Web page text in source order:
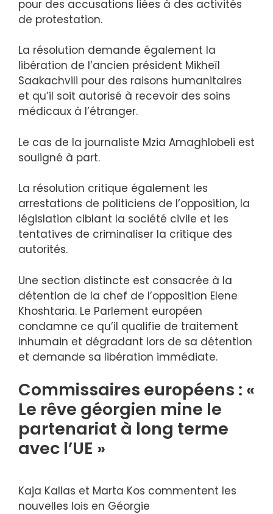
pour des accusations liées à des activités
de protestation.
La résolution demande également la
libération de l’ancien président Mikheïl
Saakachvili pour des raisons humanitaires
et qu’il soit autorisé à recevoir des soins
médicaux à l’étranger.
Le cas de la journaliste Mzia Amaghlobeli est
souligné à part.
La résolution critique également les
arrestations de politiciens de l’opposition, la
législation ciblant la société civile et les
tentatives de criminaliser la critique des
autorités.
Une section distincte est consacrée à la
détention de la chef de l’opposition Elene
Khoshtaria. Le Parlement européen
condamne ce qu’il qualifie de traitement
inhumain et dégradant lors de sa détention
et demande sa libération immédiate.
Commissaires européens : «
Le rêve géorgien mine le
partenariat à long terme
avec l’UE »
Kaja Kallas et Marta Kos commentent les
nouvelles lois en Géorgie